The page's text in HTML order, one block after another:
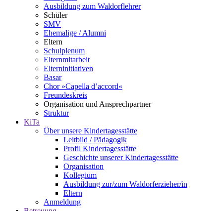
Ausbildung zum Waldorflehrer
Schüler
SMV
Ehemalige / Alumni
Eltern
Schulplenum
Elternmitarbeit
Elterninitiativen
Basar
Chor »Capella d’accord«
Freundeskreis
Organisation und Ansprechpartner
Struktur
KiTa
Über unsere Kindertagesstätte
Leitbild / Pädagogik
Profil Kindertagesstätte
Geschichte unserer Kindertagesstätte
Organisation
Kollegium
Ausbildung zur/zum Waldorferzieher/in
Eltern
Anmeldung